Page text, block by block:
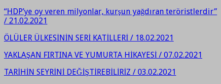
“HDP’ye oy veren milyonlar, kurşun yağdıran teröristlerdir”
/ 21.02.2021
ÖLÜLER ÜLKESİNİN SERİ KATİLLERİ / 18.02.2021
YAKLAŞAN FIRTINA VE YUMURTA HİKAYESİ / 07.02.2021
TARİHİN SEYRİNİ DEĞİŞTİREBİLİRİZ / 03.02.2021